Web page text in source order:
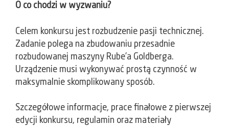
O co chodzi w wyzwaniu?
Celem konkursu jest rozbudzenie pasji technicznej.
Zadanie polega na zbudowaniu przesadnie
rozbudowanej maszyny Rube’a Goldberga.
Urządzenie musi wykonywać prostą czynność w
maksymalnie skomplikowany sposób.
Szczegółowe informacje, prace finałowe z pierwszej
edycji konkursu, regulamin oraz materiały